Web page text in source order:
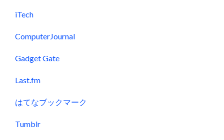
iTech
ComputerJournal
Gadget Gate
Last.fm
はてなブックマーク
Tumblr